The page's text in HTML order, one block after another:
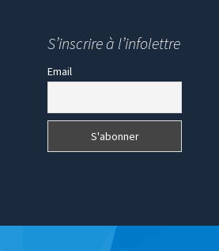
S’inscrire à l’infolettre
Email